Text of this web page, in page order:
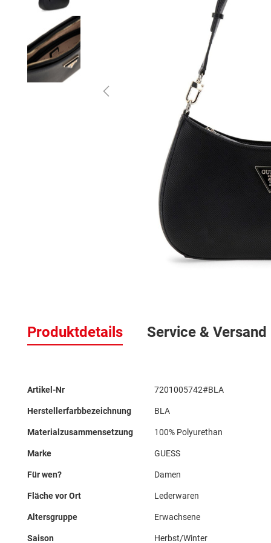
der
Bildergalerie
Produktdetails
Mehr
Artikel-Nr 7201005742#BLA
Herstellerfarbbezeichnung BLA
Materialzusammensetzung 100% Polyurethan
Marke GUESS
Für wen? Damen
Fläche vor Ort Lederwaren
Altersgruppe Erwachsene
Saison Herbst/Winter
Service & Versand